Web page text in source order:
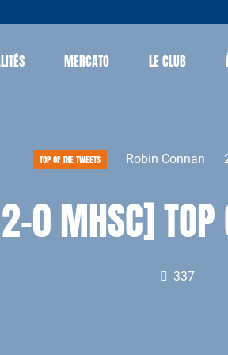
MERCATO LE CLUB
TOP OF THE TWEETS Robin Connan
0 MHSC] TOP
337